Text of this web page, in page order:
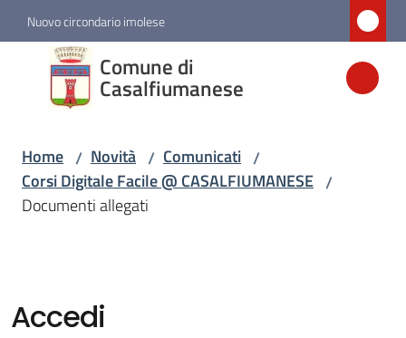
Vai al contenuto
Vai alla navigazione
Vai al footer
Nuovo circondario imolese
Comune di
Casalfiumanese
Comune di
Casalfiumanese
Amministrazione
Home / Novità / Comunicati /
Corsi Digitale Facile @ CASALFIUMANESE /
Documenti allegati
Accedi